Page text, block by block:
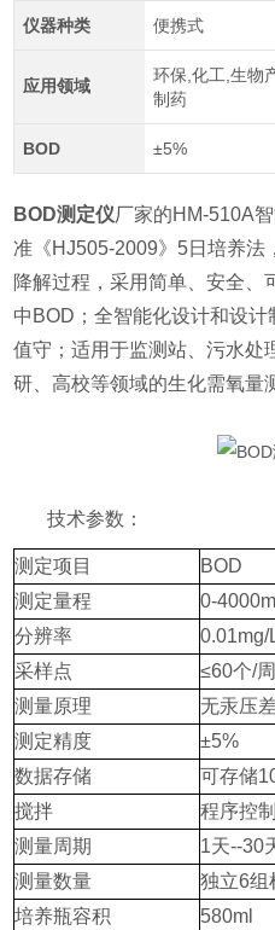
仪器种类 便携式
应用领域
环保,化工,生物
制药
BOD ±5%
BOD测定仪厂家的HM-510A
准《HJ505-2009》5日培养法
降解过程，采用简单、安全、
中BOD；全智能化设计和设
值守；适用于监测站、污水处
研、高校等领域的生化需氧量
技术参数：
测定项目
BOD
测定量程
0-
分辨率
0.01mg/
采样点
≤60个/
测量原理
无汞压
测定精度
±5%
数据存储
可存储
搅拌
程序控
测量周期
1天--30
测量数量
独立6组
培养瓶容积
580ml